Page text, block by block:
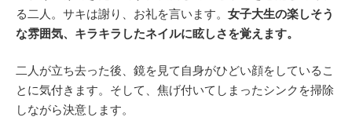
る二人。サキは謝り、お礼を言います。 女子大生の楽しそう
な雰囲気、キラキラしたネイルに眩しさを覚えます。
二人が立ち去った後、鏡を見て自身がひどい顔をしているこ
とに気付きます。そして、焦げ付いてしまったシンクを掃除
しながら決意します。